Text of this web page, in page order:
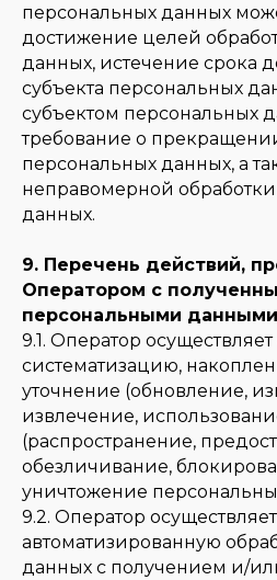
персональных данных
достижение целей
данных, истечение срока
субъекта персональных
субъектом персональных
требование о
персональных данных, а
неправомерной
данных.
9. Перечень действий,
Оператором с
персональными данными
9.1. Оператор
систематизацию,
уточнение (обновление,
извлечение,
(распространение,
обезличивание,
уничтожение
9.2. Оператор осуществляет
автоматизированную
данных с получением и/